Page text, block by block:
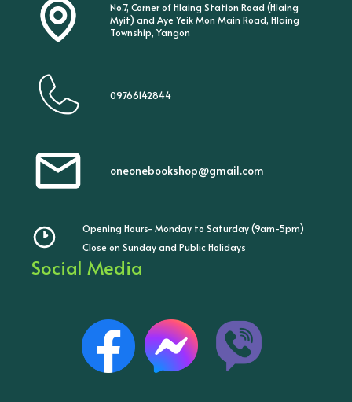
No.7, Corner of Hlaing Station Road (Hlaing
Myit) and Aye Yeik Mon Main Road, Hlaing
Township, Yangon
09766142844
oneonebookshop@gmail.com
Opening Hours- Monday to Saturday (9am-5pm)
Close on Sunday and Public Holidays
Social Media